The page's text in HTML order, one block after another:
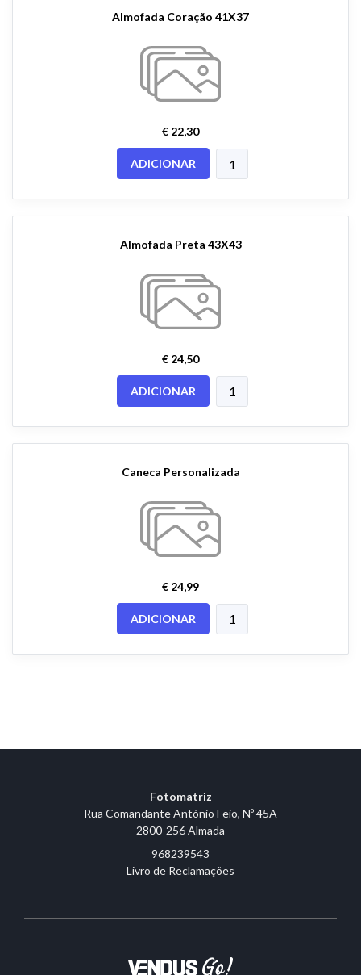
Almofada Coração 41X37
€ 22,30
ADICIONAR
Almofada Preta 43X43
€ 24,50
ADICIONAR
Caneca Personalizada
€ 24,99
ADICIONAR
Fotomatriz
Rua Comandante António Feio, Nº 45A
2800-256 Almada
968239543
Livro de Reclamações